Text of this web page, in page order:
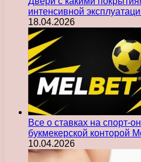
интенсивной
18.04.2026
Все о ставках на спорт-
букмекерской конторой
10.04.2026